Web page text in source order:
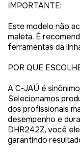
IMPORTANTE:
Este modelo não
maleta. É
ferramentas da
POR QUE
A C-JAÚ é
Selecionamos
dos profissionais
desempenho e
DHR242Z, você
garantindo